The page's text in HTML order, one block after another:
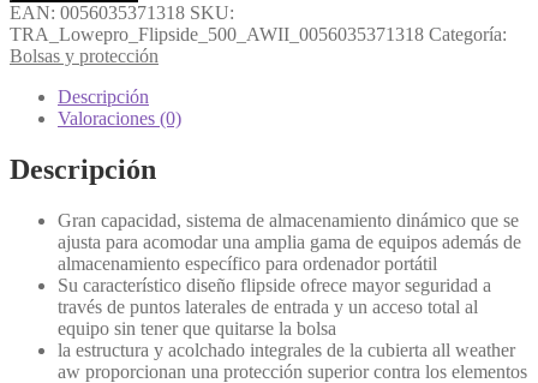
EAN: 0056035371318 SKU:
TRA_Lowepro_Flipside_500_AWII_0056035371318 Categoría:
Bolsas y protección
Descripción
Valoraciones (0)
Descripción
Gran capacidad, sistema de almacenamiento dinámico que se
ajusta para acomodar una amplia gama de equipos además de
almacenamiento específico para ordenador portátil
Su característico diseño flipside ofrece mayor seguridad a
través de puntos laterales de entrada y un acceso total al
equipo sin tener que quitarse la bolsa
la estructura y acolchado integrales de la cubierta all weather
aw proporcionan una protección superior contra los elementos